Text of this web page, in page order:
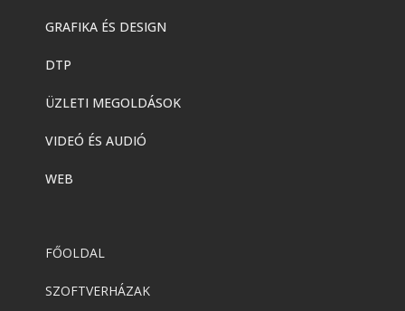
GRAFIKA ÉS DESIGN
DTP
ÜZLETI MEGOLDÁSOK
VIDEÓ ÉS AUDIÓ
WEB
FŐOLDAL
SZOFTVERHÁZAK